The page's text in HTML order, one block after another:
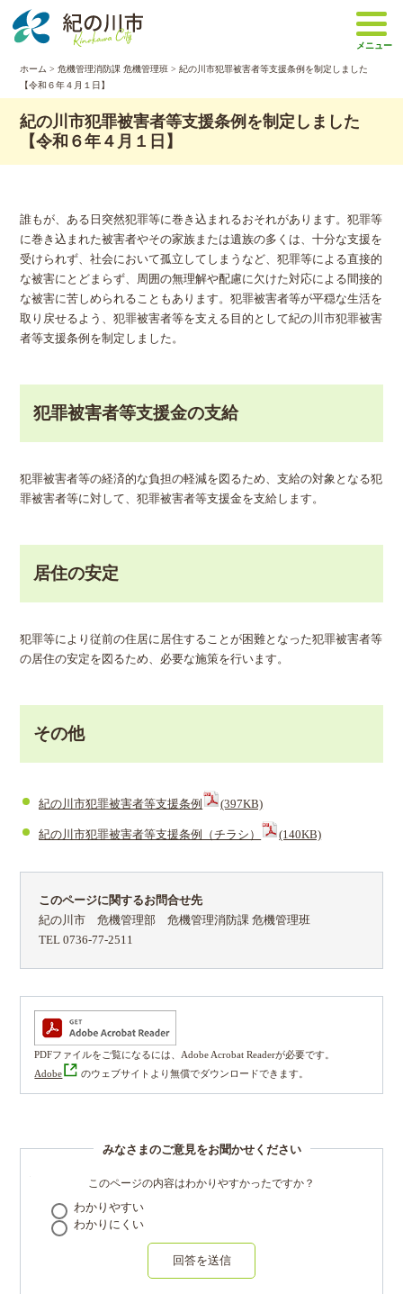
メニュー
ホーム >危機管理消防課 危機管理班 > 紀の川市犯罪被害者等支援条例を制定しました
【令和６年４月１日】
紀の川市犯罪被害者等支援条例を制定しました
【令和６年４月１日】
誰もが、ある日突然犯罪等に巻き込まれるおそれがあります。犯罪等
に巻き込まれた被害者やその家族または遺族の多くは、十分な支援を
受けられず、社会において孤立してしまうなど、犯罪等による直接的
な被害にとどまらず、周囲の無理解や配慮に欠けた対応による間接的
な被害に苦しめられることもあります。犯罪被害者等が平穏な生活を
取り戻せるよう、犯罪被害者等を支える目的として紀の川市犯罪被害
者等支援条例を制定しました。
犯罪被害者等支援金の支給
犯罪被害者等の経済的な負担の軽減を図るため、支給の対象となる犯
罪被害者等に対して、犯罪被害者等支援金を支給します。
居住の安定
犯罪等により従前の住居に居住することが困難となった犯罪被害者等
の居住の安定を図るため、必要な施策を行います。
その他
紀の川市犯罪被害者等支援条例 (397KB)
紀の川市犯罪被害者等支援条例（チラシ） (140KB)
このページに関するお問合せ先
紀の川市 危機管理部 危機管理消防課 危機管理班
TEL 0736-77-2511
PDFファイルをご覧になるには、Adobe Acrobat Readerが必要です。
Adobe
のウェブサイトより無償でダウンロードできます。
みなさまのご意見をお聞かせください
このページの内容はわかりやすかったですか？
わかりやすい
わかりにくい
回答を送信